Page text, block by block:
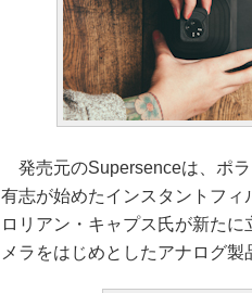
発売元のSupersenceは、ポ
有志が始めたインスタントフ
ロリアン・キャプス氏が新た
メラをはじめとしたアナログ